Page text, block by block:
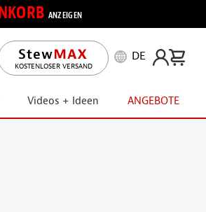
ANZEIGEN
KOSTENLOSER VERSAND
DE
Videos + Ideen ANGEBOTE